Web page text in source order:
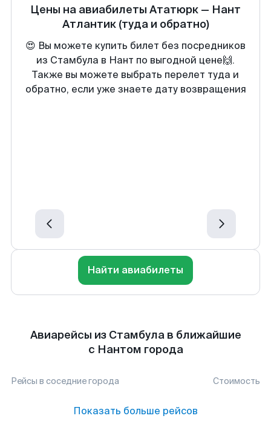
Цены на авиабилеты Ататюрк — Нант
Атлантик (туда и обратно)
😍 Вы можете купить билет без посредников
из Стамбула в Нант по выгодной цене🙌.
Также вы можете выбрать перелет туда и
обратно, если уже знаете дату возвращения
Найти авиабилеты
Авиарейсы из Стамбула в ближайшие
с Нантом города
Рейсы в соседние города Стоимость
Показать больше рейсов